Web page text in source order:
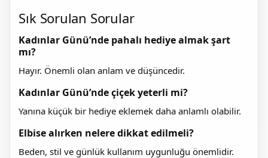
Sık Sorulan Sorular
Kadınlar Günü’nde pahalı hediye almak şart
mı?
Hayır. Önemli olan anlam ve düşüncedir.
Kadınlar Günü’nde çiçek yeterli mi?
Yanına küçük bir hediye eklemek daha anlamlı olabilir.
Elbise alırken nelere dikkat edilmeli?
Beden, stil ve günlük kullanım uygunluğu önemlidir.